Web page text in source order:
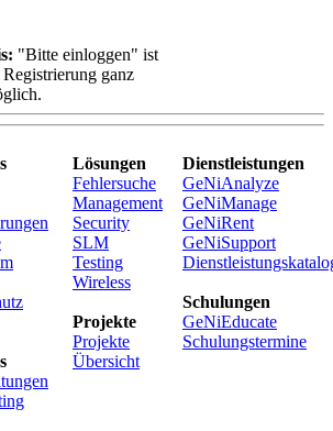
"Bitte einloggen" ist
ganz
Lösungen
Fehlersuche
Management
Security
SLM
Testing
Wireless
Projekte
Projekte
Übersicht
Dienstleistungen
GeNiAnalyze
GeNiManage
GeNiRent
GeNiSupport
Schulungen
GeNiEducate
Schulungstermine